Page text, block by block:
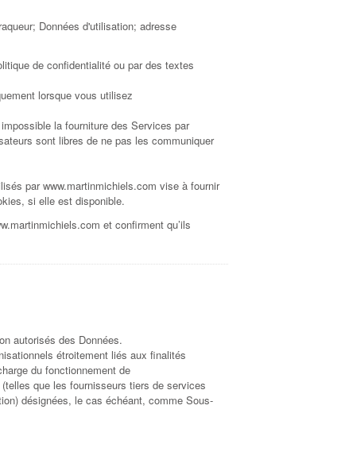
Données d'utilisation; adresse
de confidentialité ou par des textes
lorsque vous utilisez
la fourniture des Services par
sont libres de ne pas les communiquer
par www.martinmichiels.com vise à fournir
si elle est disponible.
et confirment qu’ils
autorisés des Données.
étroitement liés aux finalités
du fonctionnement de
que les fournisseurs tiers de services
désignées, le cas échéant, comme Sous-